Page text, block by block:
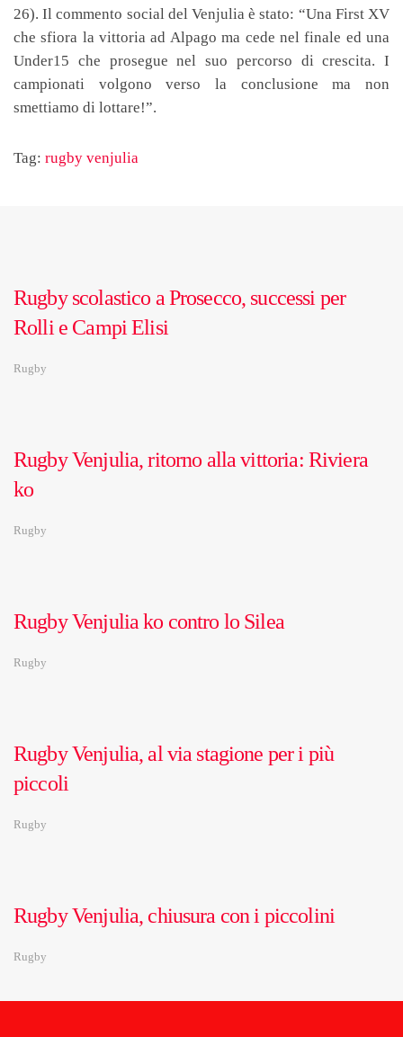
26). Il commento social del Venjulia è stato: “Una First XV
che sfiora la vittoria ad Alpago ma cede nel finale ed una
Under15 che prosegue nel suo percorso di crescita. I
campionati volgono verso la conclusione ma non
smettiamo di lottare!”.
Tag: rugby venjulia
Rugby scolastico a Prosecco, successi per
Rolli e Campi Elisi
Rugby
Rugby Venjulia, ritorno alla vittoria: Riviera
ko
Rugby
Rugby Venjulia ko contro lo Silea
Rugby
Rugby Venjulia, al via stagione per i più
piccoli
Rugby
Rugby Venjulia, chiusura con i piccolini
Rugby